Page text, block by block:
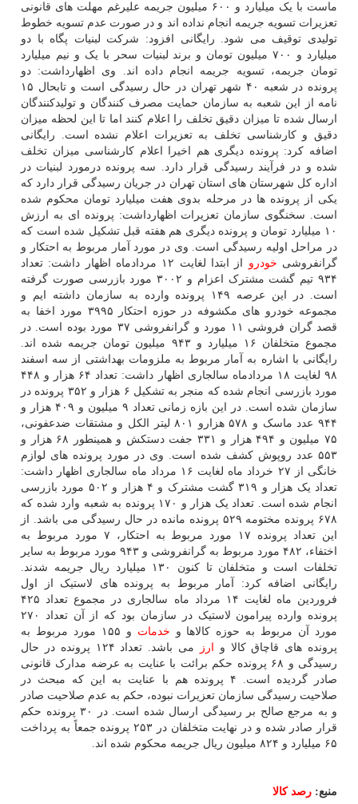
ماست با یک میلیارد و ۶۰۰ میلیون جریمه علیرغم مهلت های قانونی
تعزیرات تسویه جریمه انجام نداده اند و در صورت عدم تسویه خطوط
تولیدی توقیف می شود. رایگانی افزود: شرکت لبنیات پگاه با دو
میلیارد و ۷۰۰ میلیون تومان و برند لبنیات سحر با یک و نیم میلیارد
تومان جریمه، تسویه جریمه انجام داده اند. وی اظهارداشت: دو
پرونده در شعبه ۴۰ شهر تهران در حال رسیدگی است و تابحال ۱۵
نامه از این شعبه به سازمان حمایت مصرف کنندگان و تولیدکنندگان
ارسال شده تا میزان دقیق تخلف را اعلام کنند اما تا این لحظه میزان
دقیق و کارشناسی تخلف به تعزیرات اعلام نشده است. رایگانی
اضافه کرد: پرونده دیگری هم اخیرا اعلام کارشناسی میزان تخلف
شده و در فرآیند رسیدگی قرار دارد. سه پرونده درمورد لبنیات در
اداره کل شهرستان های استان تهران در جریان رسیدگی قرار دارد که
یکی از پرونده ها در مرحله بدوی هفت میلیارد تومان محکوم شده
است. سخنگوی سازمان تعزیرات اظهارداشت: پرونده ای به ارزش
۱۰ میلیارد تومان و پرونده دیگری هم هفته قبل تشکیل شده است که
در مراحل اولیه رسیدگی است. وی در مورد آمار مربوط به احتکار و
گرانفروشی خودرو
از ابتدا لغایت ۱۲ مردادماه اظهار داشت: تعداد
۹۳۴ تیم گشت مشترک اعزام و ۳۰۰۲ مورد بازرسی صورت گرفته
است. در این عرصه ۱۴۹ پرونده وارده به سازمان داشته ایم و
مجموعه خودرو های مکشوفه در حوزه احتکار ۳۹۹۵ مورد اخفا به
قصد گران فروشی ۱۱ مورد و گرانفروشی ۳۷ مورد بوده است. در
مجموع متخلفان ۱۶ میلیارد و ۹۴۳ میلیون تومان جریمه شده اند.
رایگانی با اشاره به آمار مربوط به ملزومات بهداشتی از سه اسفند
۹۸ لغایت ۱۸ مردادماه سالجاری اظهار داشت: تعداد ۶۴ هزار و ۴۴۸
مورد بازرسی انجام شده که منجر به تشکیل ۶ هزار و ۳۵۲ پرونده در
سازمان شده است. در این بازه زمانی تعداد ۹ میلیون و ۴۰۹ هزار و
۹۴۴ عدد ماسک و ۵۷۸ هزارو ۸۰۱ لیتر الکل و مشتقات ضدعفونی،
۷۵ میلیون و ۴۹۴ هزار و ۳۳۱ جفت دستکش و همینطور ۶۸ هزار و
۵۵۳ عدد روپوش کشف شده است. وی در مورد پرونده های لوازم
خانگی از ۲۷ خرداد ماه لغایت ۱۶ مرداد ماه سالجاری اظهار داشت:
تعداد یک هزار و ۳۱۹ گشت مشترک و ۴ هزار و ۵۰۲ مورد بازرسی
انجام شده است. تعداد یک هزار و ۱۷۰ پرونده به شعبه وارد شده که
۶۷۸ پرونده مختومه ۵۲۹ پرونده مانده در حال رسیدگی می باشد. از
این تعداد پرونده ۱۷ مورد مربوط به احتکار، ۷ مورد مربوط به
اختفاء، ۴۸۲ مورد مربوط به گرانفروشی و ۹۴۳ مورد مربوط به سایر
تخلفات است و متخلفان تا کنون ۱۳۰ میلیارد ریال جریمه شدند.
رایگانی اضافه کرد: آمار مربوط به پرونده های لاستیک از اول
فروردین ماه لغایت ۱۴ مرداد ماه سالجاری در مجموع تعداد ۴۲۵
پرونده وارده پیرامون لاستیک در سازمان بود که از آن تعداد ۲۷۰
مورد آن مربوط به حوزه کالاها و خدمات
و ۱۵۵ مورد مربوط به
پرونده های قاچاق کالا و
ارز
می باشد. تعداد ۱۲۴ پرونده در حال
رسیدگی و ۶۸ پرونده حکم برائت با عنایت به عرضه مدارک قانونی
صادر گردیده است. ۴ پرونده هم با عنایت به این که مبحث در
صلاحیت رسیدگی سازمان تعزیرات نبوده، حکم به عدم صلاحیت صادر
و به مرجع صالح بر رسیدگی ارسال شده است. در ۳۰ پرونده حکم
قرار صادر شده و در نهایت متخلفان در ۲۵۳ پرونده جمعاً به پرداخت
۶۵ میلیارد و ۸۲۴ میلیون ریال جریمه محکوم شده اند.
منبع: رصد كالا